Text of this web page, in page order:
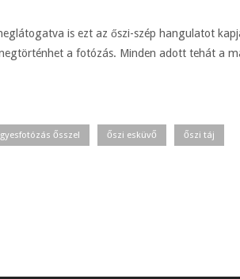
is ezt az őszi-szép hangulatot
a fotózás. Minden adott tehát a
ősszel őszi esküvő őszi táj